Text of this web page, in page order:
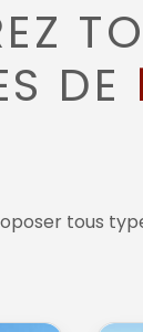
DE
tous